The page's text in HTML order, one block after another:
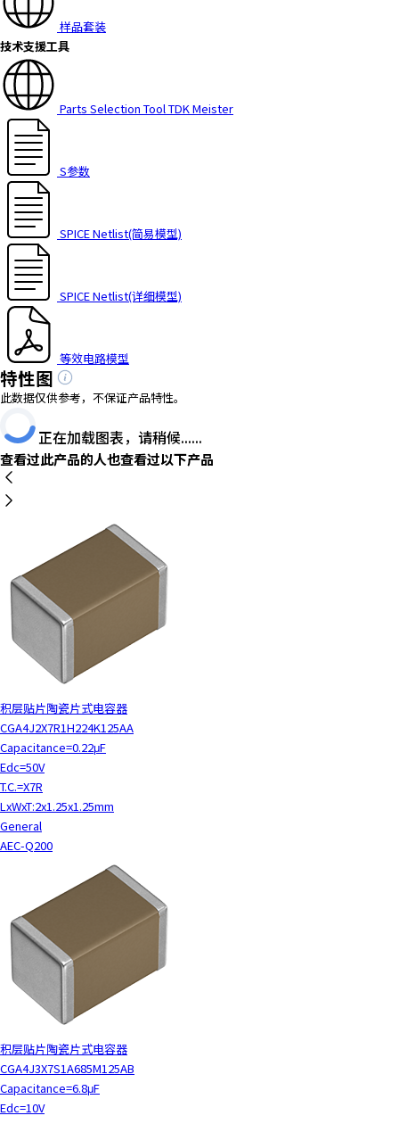
样品套装
技术支援工具
Parts Selection Tool TDK Meister
S参数
SPICE Netlist(简易模型)
SPICE Netlist(详细模型)
等效电路模型
特性图
此数据仅供参考，不保证产品特性。
正在加载图表，请稍候......
查看过此产品的人也查看过以下产品
积层贴片陶瓷片式电容器
CGA4J2X7R1H224K125AA
Capacitance=0.22μF
Edc=50V
T.C.=X7R
LxWxT:2x1.25x1.25mm
General
AEC-Q200
积层贴片陶瓷片式电容器
CGA4J3X7S1A685M125AB
Capacitance=6.8μF
Edc=10V